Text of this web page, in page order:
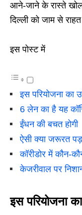
आने-जाने के रास्ते खोल
दिल्ली को जाम से राहत
इस पोस्ट में
इस परियोजना का
6 लेन का है यह
ईंधन की बचत होगी
ऐसी क्या जरूरत पड़
कॉरीडोर में कौन-
केजरीवाल पर
इस परियोजना